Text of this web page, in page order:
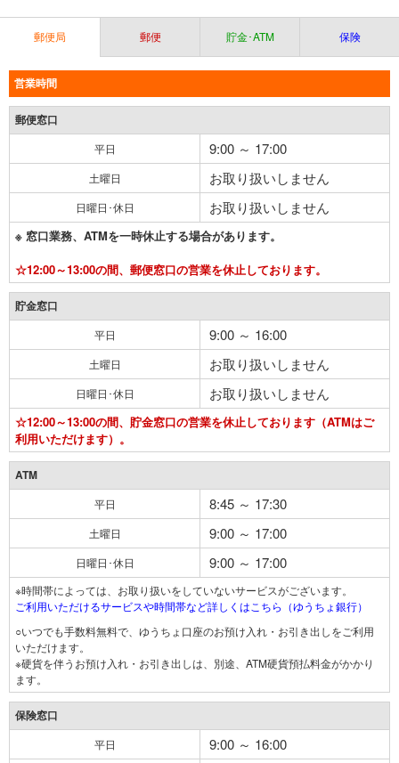
郵便局 郵便 貯金･ATM 保険
営業時間
郵便窓口
平日 9:00 ～ 17:00
土曜日 お取り扱いしません
日曜日･休日 お取り扱いしません
※ 窓口業務、ATMを一時休止する場合があります。
☆12:00～13:00の間、郵便窓口の営業を休止しております。
貯金窓口
平日 9:00 ～ 16:00
土曜日 お取り扱いしません
日曜日･休日 お取り扱いしません
☆12:00～13:00の間、貯金窓口の営業を休止しております（ATMはご
利用いただけます）。
ATM
平日 8:45 ～ 17:30
土曜日 9:00 ～ 17:00
日曜日･休日 9:00 ～ 17:00
※時間帯によっては、お取り扱いをしていないサービスがございます。
ご利用いただけるサービスや時間帯など詳しくはこちら（ゆうちょ銀行）
○いつでも手数料無料で、ゆうちょ口座のお預け入れ・お引き出しをご利用
いただけます。
※硬貨を伴うお預け入れ・お引き出しは、別途、ATM硬貨預払料金がかかり
ます。
保険窓口
平日 9:00 ～ 16:00